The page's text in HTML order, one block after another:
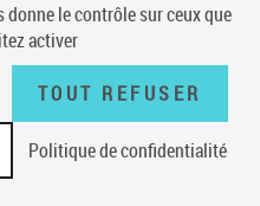
le contrôle sur ceux que
activer
TOUT REFUSER
Politique de confidentialité